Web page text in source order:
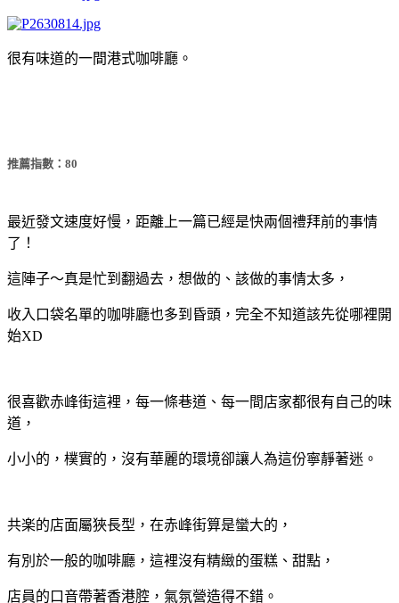
很有味道的一間港式咖啡廳。
推薦指數：80
最近發文速度好慢，距離上一篇已經是快兩個禮拜前的事情
了！
這陣子～真是忙到翻過去，想做的、該做的事情太多，
收入口袋名單的咖啡廳也多到昏頭，完全不知道該先從哪裡開
始XD
很喜歡赤峰街這裡，每一條巷道、每一間店家都很有自己的味
道，
小小的，樸實的，沒有華麗的環境卻讓人為這份寧靜著迷。
共楽的店面屬狹長型，在赤峰街算是蠻大的，
有別於一般的咖啡廳，這裡沒有精緻的蛋糕、甜點，
店員的口音帶著香港腔，氣氛營造得不錯。